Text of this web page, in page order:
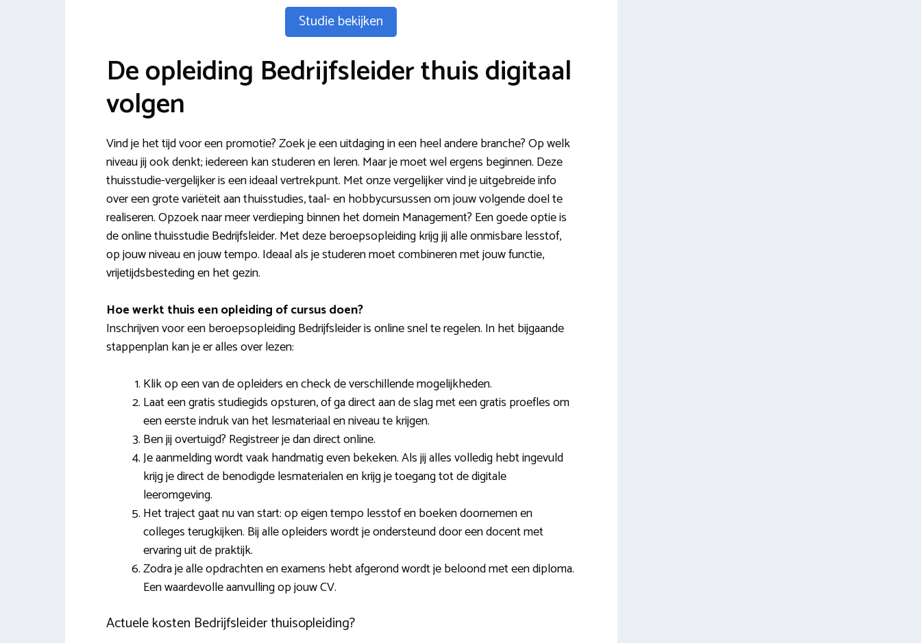
Studie bekijken
De opleiding Bedrijfsleider thuis digitaal
volgen
Vind je het tijd voor een promotie? Zoek je een uitdaging in een heel andere branche? Op welk
niveau jij ook denkt; iedereen kan studeren en leren. Maar je moet wel ergens beginnen. Deze
thuisstudie-vergelijker is een ideaal vertrekpunt. Met onze vergelijker vind je uitgebreide info
over een grote variëteit aan thuisstudies, taal- en hobbycursussen om jouw volgende doel te
realiseren. Opzoek naar meer verdieping binnen het domein Management? Een goede optie is
de online thuisstudie Bedrijfsleider. Met deze beroepsopleiding krijg jij alle onmisbare lesstof,
op jouw niveau en jouw tempo. Ideaal als je studeren moet combineren met jouw functie,
vrijetijdsbesteding en het gezin.
Hoe werkt thuis een opleiding of cursus doen?
Inschrijven voor een beroepsopleiding Bedrijfsleider is online snel te regelen. In het bijgaande
stappenplan kan je er alles over lezen:
Klik op een van de opleiders en check de verschillende mogelijkheden.
Laat een gratis studiegids opsturen, of ga direct aan de slag met een gratis proefles om
een eerste indruk van het lesmateriaal en niveau te krijgen.
Ben jij overtuigd? Registreer je dan direct online.
Je aanmelding wordt vaak handmatig even bekeken. Als jij alles volledig hebt ingevuld
krijg je direct de benodigde lesmaterialen en krijg je toegang tot de digitale
leeromgeving.
Het traject gaat nu van start: op eigen tempo lesstof en boeken doornemen en
colleges terugkijken. Bij alle opleiders wordt je ondersteund door een docent met
ervaring uit de praktijk.
Zodra je alle opdrachten en examens hebt afgerond wordt je beloond met een diploma.
Een waardevolle aanvulling op jouw CV.
Actuele kosten Bedrijfsleider thuisopleiding?